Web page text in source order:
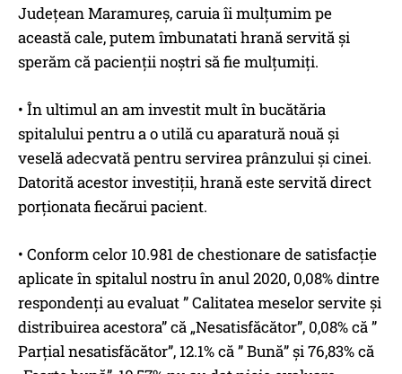
Județean Maramureş, caruia îi mulțumim pe
această cale, putem îmbunatati hrană servită şi
sperăm că pacienții noştri să fie mulțumiți.
• În ultimul an am investit mult în bucătăria
spitalului pentru a o utilă cu aparatură nouă şi
veselă adecvată pentru servirea prânzului şi cinei.
Datorită acestor investiții, hrană este servită direct
porționata fiecărui pacient.
• Conform celor 10.981 de chestionare de satisfacție
aplicate în spitalul nostru în anul 2020, 0,08% dintre
respondenți au evaluat ” Calitatea meselor servite şi
distribuirea acestora” că „Nesatisfăcător”, 0,08% că ”
Parțial nesatisfăcător”, 12.1% că ” Bună” şi 76,83% că